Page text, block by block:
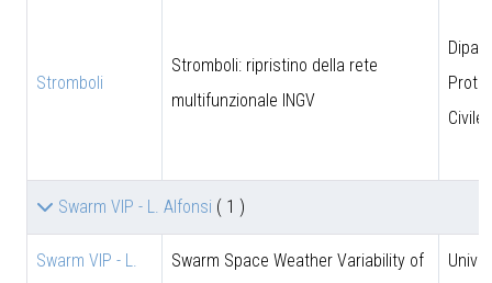
Stromboli
Stromboli: ripristino della rete
multifunzionale INGV
Civile
Swarm VIP - L. Alfonsi ( 1 )
Swarm VIP - L.
Swarm Space Weather Variability of